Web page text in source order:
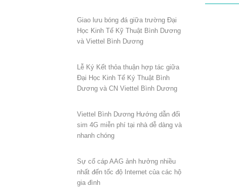
Giao lưu bóng đá giữa trường Đại
Học Kinh Tế Kỹ Thuật Bình Dương
và Viettel Bình Dương
Lễ Ký Kết thỏa thuận hợp tác giữa
Đại Học Kinh Tế Ký Thuật Bình
Dương và CN Viettel Bình Dương
Viettel Bình Dương Hướng dẫn đổi
sim 4G miễn phí tại nhà dễ dàng và
nhanh chóng
Sự cố cáp AAG ảnh hưởng nhiều
nhất đến tốc độ Internet của các hộ
gia đình